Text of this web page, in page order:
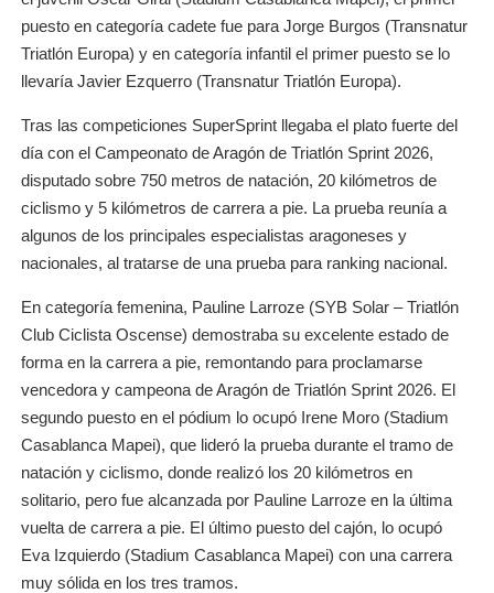
puesto en categoría cadete fue para Jorge Burgos (Transnatur
Triatlón Europa) y en categoría infantil el primer puesto se lo
llevaría Javier Ezquerro (Transnatur Triatlón Europa).
Tras las competiciones SuperSprint llegaba el plato fuerte del
día con el Campeonato de Aragón de Triatlón Sprint 2026,
disputado sobre 750 metros de natación, 20 kilómetros de
ciclismo y 5 kilómetros de carrera a pie. La prueba reunía a
algunos de los principales especialistas aragoneses y
nacionales, al tratarse de una prueba para ranking nacional.
En categoría femenina, Pauline Larroze (SYB Solar – Triatlón
Club Ciclista Oscense) demostraba su excelente estado de
forma en la carrera a pie, remontando para proclamarse
vencedora y campeona de Aragón de Triatlón Sprint 2026. El
segundo puesto en el pódium lo ocupó Irene Moro (Stadium
Casablanca Mapei), que lideró la prueba durante el tramo de
natación y ciclismo, donde realizó los 20 kilómetros en
solitario, pero fue alcanzada por Pauline Larroze en la última
vuelta de carrera a pie. El último puesto del cajón, lo ocupó
Eva Izquierdo (Stadium Casablanca Mapei) con una carrera
muy sólida en los tres tramos.